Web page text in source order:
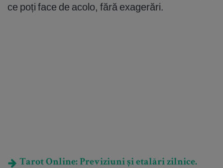
ce poți face de acolo, fără exagerări.
Tarot Online: Previziuni și etalări zilnice.